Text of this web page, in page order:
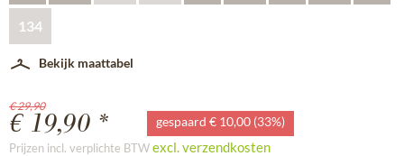
134
Bekijk maattabel
€ 29,90
€ 19,90 * gespaard € 10,00 (33%)
Prijzen incl. verplichte BTWexcl. verzendkosten